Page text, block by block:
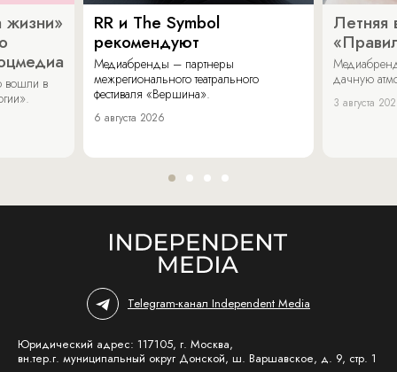
жизни»
вошли в
RR и The Symbol
рекомендуют
Медиабренды – партнеры
межрегионального театрального
фестиваля «Вершина».
6 августа 2026
Летняя
дачную
3 августа
Telegram-канал Independent Media
Юридический адрес: 117105, г. Москва,
вн.тер.г. муниципальный округ Донской, ш. Варшавское, д. 9, стр. 1